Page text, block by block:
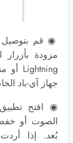
جهاز آي-باد
◉ افتح
بُعد. إذا